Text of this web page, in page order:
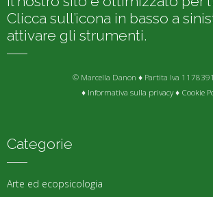
Clicca sull’icona in basso a
attivare gli strumenti.
© Marcella Danon ♦ Partita Iva
♦ Informativa sulla privacy♦ Cookie
Categorie
Arte ed ecopsicologia